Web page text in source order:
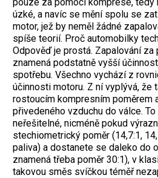
úzké, a navíc se mění spolu se
motor, jež by neměl žádné
spíše teorií. Proč automobilky
Odpověď je prostá. Zapalování
znamená podstatně vyšší
spotřebu. Všechno vychází z
účinnosti motoru. Z ní vyplývá, že
rostoucím kompresním poměrem
přivedeného vzduchu do válce.
neřešitelné, nicméně pokud
stechiometrický poměr (14,7:1,
paliva) a dostanete se daleko do
znamená třeba poměr 30:1), v
takovou směs svíčkou téměř